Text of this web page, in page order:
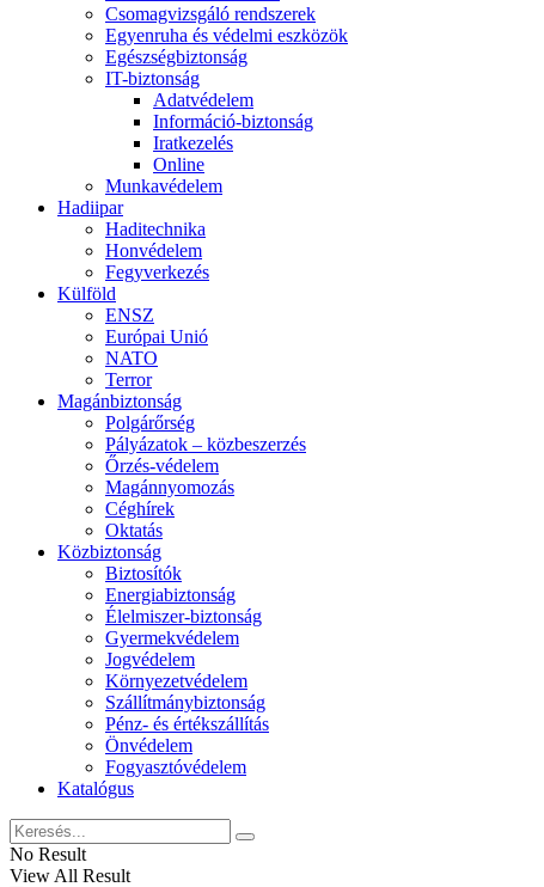
Csomagvizsgáló rendszerek
Egyenruha és védelmi eszközök
Egészségbiztonság
IT-biztonság
Adatvédelem
Információ-biztonság
Iratkezelés
Online
Munkavédelem
Hadiipar
Haditechnika
Honvédelem
Fegyverkezés
Külföld
ENSZ
Európai Unió
NATO
Terror
Magánbiztonság
Polgárőrség
Pályázatok – közbeszerzés
Őrzés-védelem
Magánnyomozás
Céghírek
Oktatás
Közbiztonság
Biztosítók
Energiabiztonság
Élelmiszer-biztonság
Gyermekvédelem
Jogvédelem
Környezetvédelem
Szállítmánybiztonság
Pénz- és értékszállítás
Önvédelem
Fogyasztóvédelem
Katalógus
No Result
View All Result